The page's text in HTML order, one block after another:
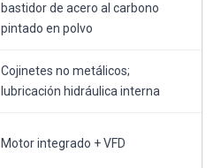
bastidor de acero al carbono
pintado en polvo
Cojinetes no metálicos;
lubricación hidráulica interna
Motor integrado + VFD